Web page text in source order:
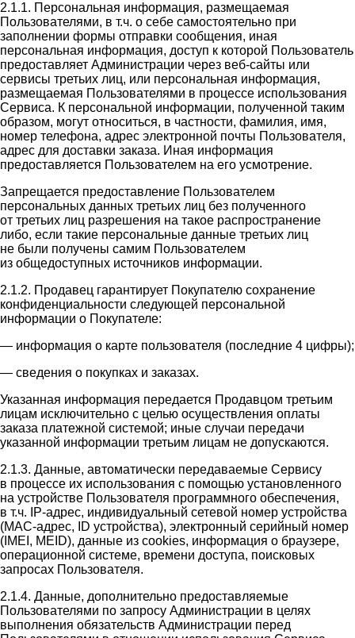
2.1.1. Персональная информация, размещаемая
Пользователями, в т.ч. о себе самостоятельно при
заполнении формы отправки сообщения, иная
персональная информация, доступ к которой Пользователь
предоставляет Администрации через веб-сайты или
сервисы третьих лиц, или персональная информация,
размещаемая Пользователями в процессе использования
Сервиса. К персональной информации, полученной таким
образом, могут относиться, в частности, фамилия, имя,
номер телефона, адрес электронной почты Пользователя,
адрес для доставки заказа. Иная информация
предоставляется Пользователем на его усмотрение.
Запрещается предоставление Пользователем
персональных данных третьих лиц без полученного
от третьих лиц разрешения на такое распространение
либо, если такие персональные данные третьих лиц
не были получены самим Пользователем
из общедоступных источников информации.
2.1.2. Продавец гарантирует Покупателю сохранение
конфиденциальности следующей персональной
информации о Покупателе:
— информация о карте пользователя (последние 4 цифры);
— сведения о покупках и заказах.
Указанная информация передается Продавцом третьим
лицам исключительно с целью осуществления оплаты
заказа платежной системой; иные случаи передачи
указанной информации третьим лицам не допускаются.
2.1.3. Данные, автоматически передаваемые Сервису
в процессе их использования с помощью установленного
на устройстве Пользователя программного обеспечения,
в т.ч. IP-адрес, индивидуальный сетевой номер устройства
(MAC-адрес, ID устройства), электронный серийный номер
(IMEI, MEID), данные из cookies, информация о браузере,
операционной системе, времени доступа, поисковых
запросах Пользователя.
2.1.4. Данные, дополнительно предоставляемые
Пользователями по запросу Администрации в целях
выполнения обязательств Администрации перед